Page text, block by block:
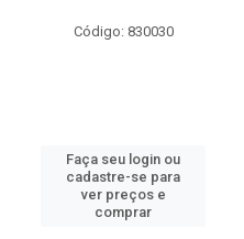
Código: 830030
Faça seu login ou
cadastre-se para
ver preços e
comprar